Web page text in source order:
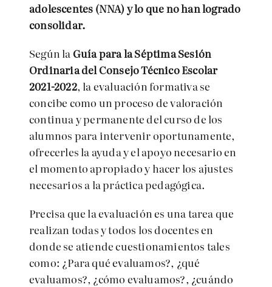
adolescentes (NNA) y lo que no han logrado
consolidar.
Según la Guía para la Séptima Sesión
Ordinaria del Consejo Técnico Escolar
2021-2022, la evaluación formativa se
concibe como un proceso de valoración
continua y permanente del curso de los
alumnos para intervenir oportunamente,
ofrecerles la ayuda y el apoyo necesario en
el momento apropiado y hacer los ajustes
necesarios a la práctica pedagógica.
Precisa que la evaluación es una tarea que
realizan todas y todos los docentes en
donde se atiende cuestionamientos tales
como: ¿Para qué evaluamos?, ¿qué
evaluamos?, ¿cómo evaluamos?, ¿cuándo